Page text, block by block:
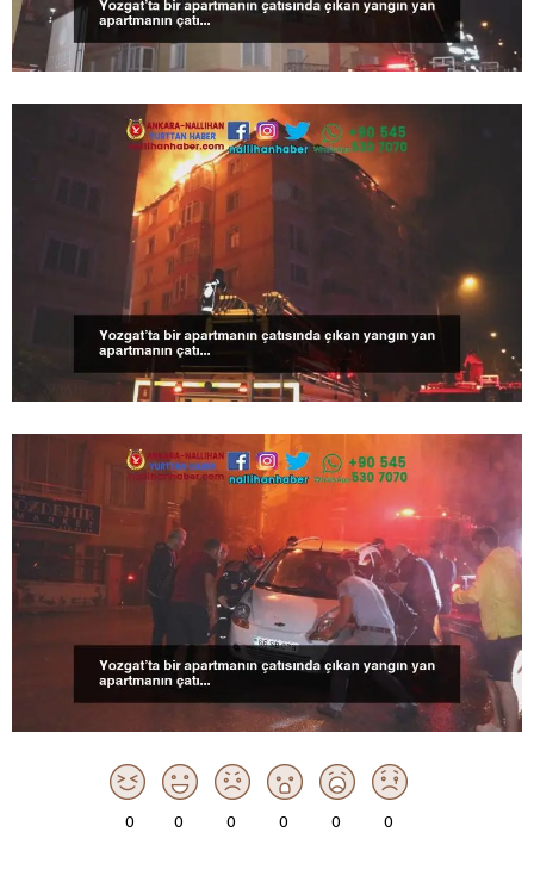
0 0 0 0 0 0